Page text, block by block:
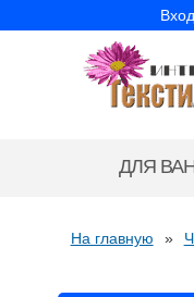
ДЛЯ
На главную »